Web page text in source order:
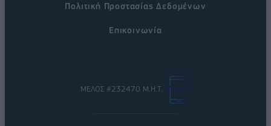
Πολιτική Προστασίας Δεδομένων
Επικοινωνία
ΜΕΛΟΣ #232470 Μ.Η.Τ.